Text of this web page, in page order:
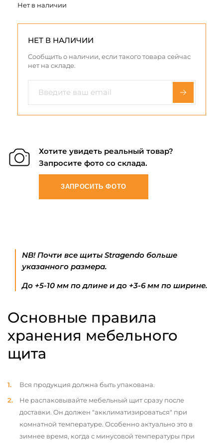
Нет в наличии
НЕТ В НАЛИЧИИ
Сообщить о наличии, если такого товара сейчас
нет на складе.
Хотите увидеть реальный товар?
Запросите фото со склада.
ЗАПРОСИТЬ ФОТО
NB! Почти все щиты Stragendo больше
указанного размера.
До +5-10 мм по длине и до +3-6 мм по ширине.
Основные правила
хранения мебельного
щита
Вся продукция должна быть упакована.
Не распаковывайте мебельный щит сразу после
доставки. Он должен "акклиматизироваться" при
комнатной температуре. Особенно актуально это в
зимнее время, когда с минусовой температуры при